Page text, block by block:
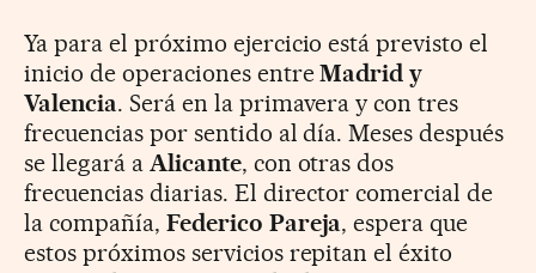
Ya para el próximo ejercicio está previsto el
inicio de operaciones entreMadrid y
Valencia. Será en la primavera y con tres
frecuencias por sentido al día. Meses después
se llegará a Alicante, con otras dos
frecuencias diarias. El director comercial de
la compañía, Federico Pareja, espera que
estos próximos servicios repitan el éxito